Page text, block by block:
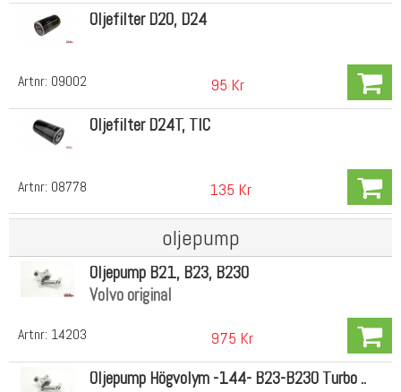
Artnr: 09002
Oljefilter D20, D24
95 Kr
Artnr: 08778
Oljefilter D24T, TIC
135 Kr
oljepump
Artnr: 14203
Oljepump B21, B23, B230
Volvo original
975 Kr
Oljepump Högvolym -144- B23-B230 Turbo ..